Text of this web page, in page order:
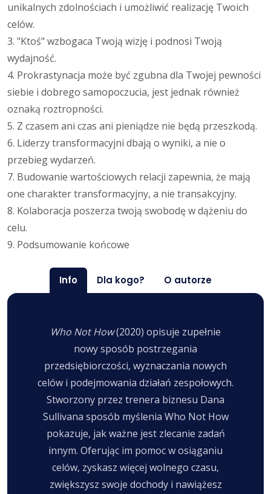
unikalnych zdolnościach i umożliwić realizację Twoich
celów.
3. "Ktoś" wzbogaca Twoją wizję i podnosi Twoją
wydajność.
4. Prokrastynacja może być zgubna dla Twojej pewności
siebie i dobrego samopoczucia, jest jednak również
oznaką roztropności.
5. Z czasem ani czas ani pieniądze nie będą przeszkodą.
6. Liderzy transformacyjni dbają o wyniki, a nie o
przebieg wydarzeń.
7. Budowanie wartościowych relacji zapewnia, że mają
one charakter transformacyjny, a nie transakcyjny.
8. Kolaboracja poszerza twoją swobodę w dążeniu do
celu.
9. Podsumowanie końcowe
Info Dla kogo? O autorze
Who Not How(2020) opisuje zupełnie
nowy sposób postrzegania
przedsiębiorczości, wyznaczania nowych
celów i podejmowania działań zespołowych.
Stworzony przez trenera biznesu Dana
Sullivana sposób myślenia Who Not How
pokazuje, jak ważne jest zlecanie zadań
innym. Oferując im pomoc w osiąganiu
celów, zyskasz więcej wolnego czasu,
zwiększysz swoje dochody i nawiążesz